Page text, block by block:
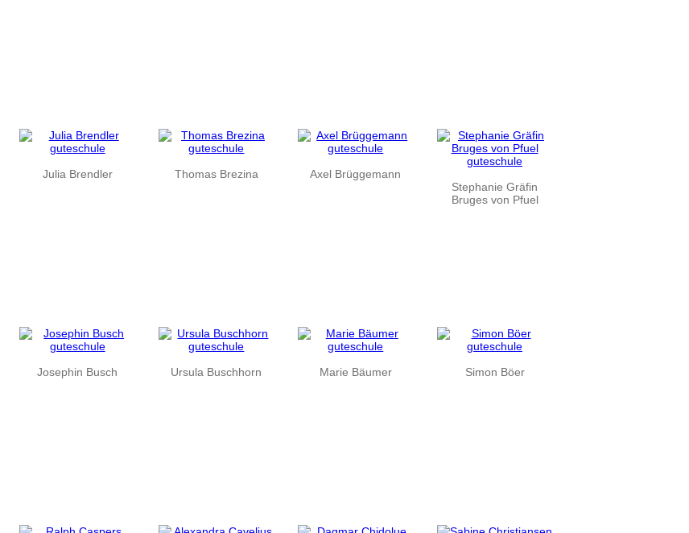
Julia Brendler Thomas Brezina
Axel Brüggemann
Stephanie Gräfin
Bruges von Pfuel
Josephin Busch Ursula Buschhorn Marie Bäumer Simon Böer